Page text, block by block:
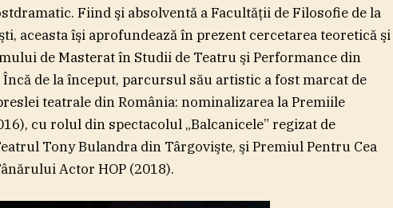
Fiind şi absolventă a Facultăţii de Filosofie de la
aceasta îşi aprofundează în prezent cercetarea teoretică şi
de Masterat în Studii de Teatru şi Performance din
de la început, parcursul său artistic a fost marcat de
teatrale din România: nominalizarea la Premiile
cu rolul din spectacolul „Balcanicele” regizat de
Tony Bulandra din Târgovişte, şi Premiul Pentru Cea
Actor HOP (2018).